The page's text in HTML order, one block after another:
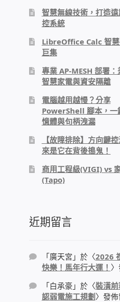
智慧無線技術，打造
控系統
LibreOffice Calc 智
巨集
專業 AP-MESH 部署
智慧家電與資安隔離
電腦越用越慢？分享
PowerShell 腳本，一
憶體與句柄洩漏
【故障排除】方向鍵
來是它在背後搗鬼！
商用工程級(VIGI) vs
(Tapo)
近期留言
「廣天宮 」於〈2026
快樂！馬年行大運！
「白承豪 」於〈裝潢
認弱電施工規劃〉發